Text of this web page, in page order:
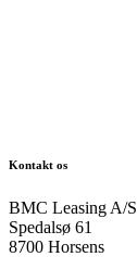
Kontakt os
BMC Leasing A/S
Spedalsø 61
8700 Horsens